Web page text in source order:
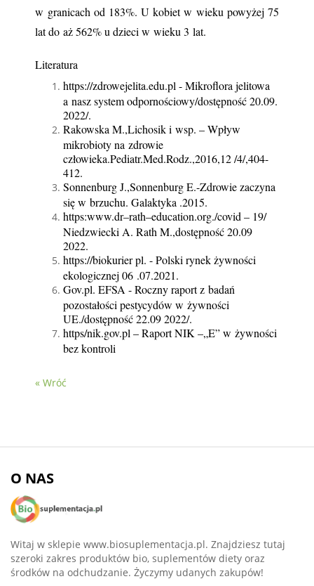
w granicach od 183%. U kobiet w wieku powyżej 75
lat do aż 562% u dzieci w wieku 3 lat.
Literatura
https://zdrowejelita.edu.pl - Mikroflora jelitowa
a nasz system odpornościowy/dostępność 20.09.
2022/.
Rakowska M.,Lichosik i wsp. – Wpływ
mikrobioty na zdrowie
człowieka.Pediatr.Med.Rodz.,2016,12 /4/,404-
412.
Sonnenburg J.,Sonnenburg E.-Zdrowie zaczyna
się w brzuchu. Galaktyka .2015.
https:www.dr–rath–education.org./covid – 19/
Niedzwiecki A. Rath M.,dostępność 20.09
2022.
https://biokurier pl. - Polski rynek żywności
ekologicznej 06 .07.2021.
Gov.pl. EFSA - Roczny raport z badań
pozostałości pestycydów w żywności
UE./dostępność 22.09 2022/.
https/nik.gov.pl – Raport NIK –„E” w żywności
bez kontroli
« Wróć
O NAS
Witaj w sklepie www.biosuplementacja.pl. Znajdziesz tutaj
szeroki zakres produktów bio, suplementów diety oraz
środków na odchudzanie. Życzymy udanych zakupów!